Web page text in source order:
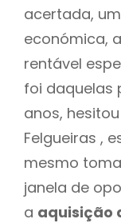
acertada,
económica,
rentável
foi daquelas
anos,
Felgueiras ,
mesmo
janela de
a aquisição